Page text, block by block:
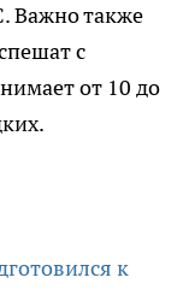
Важно также
с
от 10 до
к